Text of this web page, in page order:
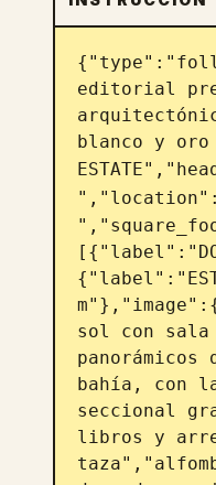
editorial
blanco y oro
sol con sala
bahía, con
seccional
libros y